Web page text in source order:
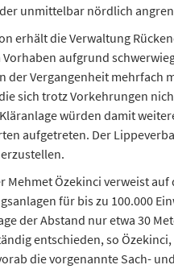
unmittelbar nördlich
erhält die Verwaltung
aufgrund
der Vergangenheit
sich trotz Vorkehrungen
würden damit
aufgetreten. Der
Özekinci verweist auf
für bis zu 100.000
der Abstand nur etwa 30
entschieden, so
die vorgenannte Sach-